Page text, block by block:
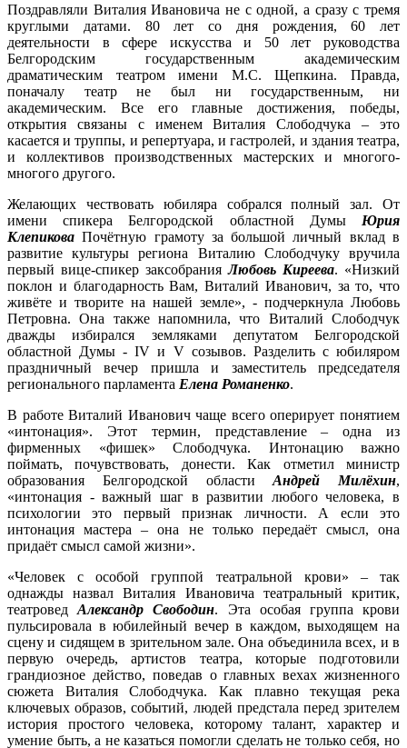
Поздравляли Виталия Ивановича не с одной, а сразу с тремя
круглыми датами. 80 лет со дня рождения, 60 лет
деятельности в сфере искусства и 50 лет руководства
Белгородским государственным академическим
драматическим театром имени М.С. Щепкина. Правда,
поначалу театр не был ни государственным, ни
академическим. Все его главные достижения, победы,
открытия связаны с именем Виталия Слободчука – это
касается и труппы, и репертуара, и гастролей, и здания театра,
и коллективов производственных мастерских и многого-
многого другого.
Желающих чествовать юбиляра собрался полный зал. От
имени спикера Белгородской областной Думы
Юрия
Клепикова Почётную грамоту за большой личный вклад в
развитие культуры региона Виталию Слободчуку вручила
первый вице-спикер заксобрания Любовь Киреева. «Низкий
поклон и благодарность Вам, Виталий Иванович, за то, что
живёте и творите на нашей земле», - подчеркнула Любовь
Петровна. Она также напомнила, что Виталий Слободчук
дважды избирался земляками депутатом Белгородской
областной Думы - IV и V созывов. Разделить с юбиляром
праздничный вечер пришла и заместитель председателя
регионального парламента Елена Романенко.
В работе Виталий Иванович чаще всего оперирует понятием
«интонация». Этот термин, представление – одна из
фирменных «фишек» Слободчука. Интонацию важно
поймать, почувствовать, донести. Как отметил министр
образования Белгородской области
Андрей Милёхин,
«интонация - важный шаг в развитии любого человека, в
психологии это первый признак личности. А если это
интонация мастера – она не только передаёт смысл, она
придаёт смысл самой жизни».
«Человек с особой группой театральной крови» – так
однажды назвал Виталия Ивановича театральный критик,
театровед Александр Свободин. Эта особая группа крови
пульсировала в юбилейный вечер в каждом, выходящем на
сцену и сидящем в зрительном зале. Она объединила всех, и в
первую очередь, артистов театра, которые подготовили
грандиозное действо, поведав о главных вехах жизненного
сюжета Виталия Слободчука. Как плавно текущая река
ключевых образов, событий, людей предстала перед зрителем
история простого человека, которому талант, характер и
умение быть, а не казаться помогли сделать не только себя, но